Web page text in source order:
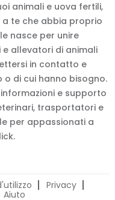
animali e uova fertili,
te che abbia proprio
nasce per unire
allevatori di animali
in contatto e
di cui hanno bisogno.
e supporto
trasportatori e
per appassionati a
Privacy
Aiuto